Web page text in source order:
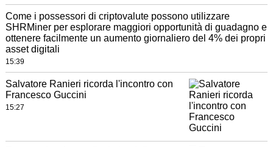
Come i possessori di criptovalute possono utilizzare
SHRMiner per esplorare maggiori opportunità di guadagno e
ottenere facilmente un aumento giornaliero del 4% dei propri
asset digitali
15:39
Salvatore Ranieri ricorda l'incontro con
Francesco Guccini
15:27